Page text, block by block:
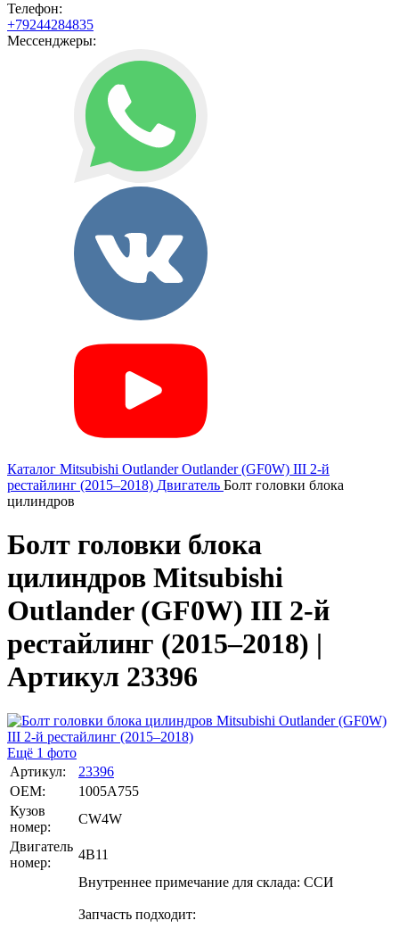
Телефон:
+79244284835
Мессенджеры:
Каталог Mitsubishi Outlander Outlander (GF0W) III 2-й
рестайлинг (2015–2018) Двигатель Болт головки блока
цилиндров
Болт головки блока
цилиндров Mitsubishi
Outlander (GF0W) III 2-й
рестайлинг (2015–2018) |
Артикул 23396
Ещё 1 фото
Артикул:
23396
OEM:
1005A755
Кузов
номер:
CW4W
Двигатель
номер:
4B11
Внутреннее примечание для склада: ССИ
Запчасть подходит: